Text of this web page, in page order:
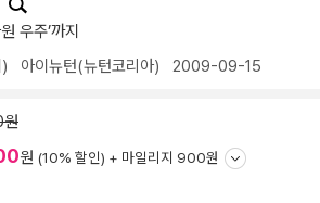
우주’까지
) 아이뉴턴(뉴턴코리아) 2009-09-15
원 (10% 할인) + 마일리지 900원